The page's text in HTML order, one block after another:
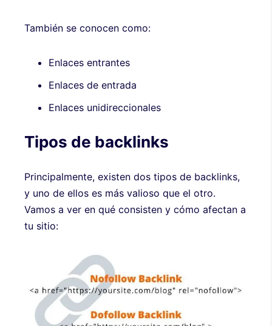
También se conocen como:
Enlaces entrantes
Enlaces de entrada
Enlaces unidireccionales
Tipos de backlinks
Principalmente, existen dos tipos de backlinks,
y uno de ellos es más valioso que el otro.
Vamos a ver en qué consisten y cómo afectan a
tu sitio: